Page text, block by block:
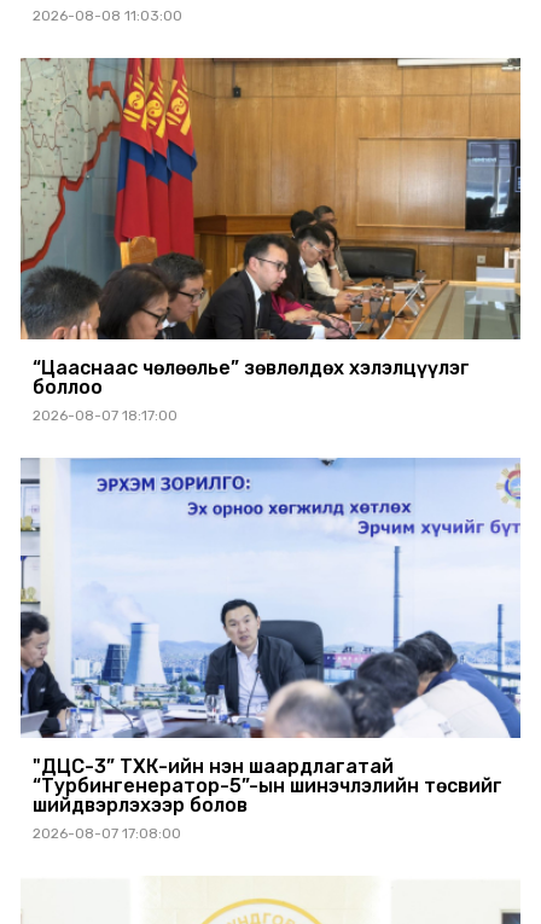
2026-08-08 11:03:00
“Цааснаас чөлөөлье” зөвлөлдөх хэлэлцүүлэг
боллоо
2026-08-07 18:17:00
"ДЦС-3” ТӨХК-ийн нэн шаардлагатай
“Турбингенератор-5”-ын шинэчлэлийн төсвийг
шийдвэрлэхээр болов
2026-08-07 17:08:00